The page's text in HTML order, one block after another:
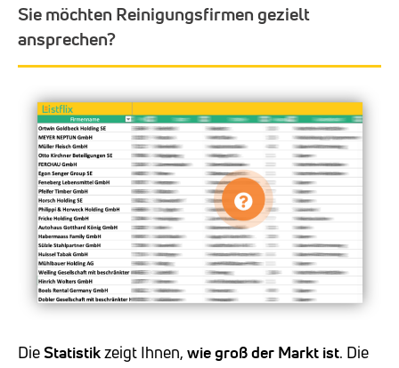
Sie möchten Reinigungsfirmen gezielt
ansprechen?
DieStatistikzeigt Ihnen, wie groß der Markt ist. Die